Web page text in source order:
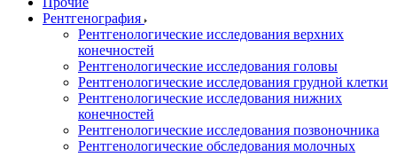
Рентгенография
Рентгенологические исследования верхних
конечностей
Рентгенологические исследования головы
Рентгенологические исследования грудной клетки
Рентгенологические исследования нижних
конечностей
Рентгенологические исследования позвоночника
Рентгенологические обследования молочных